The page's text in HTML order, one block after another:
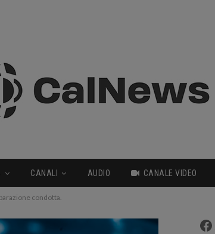
CANALI AUDIO CANALE VIDEO
condotta.